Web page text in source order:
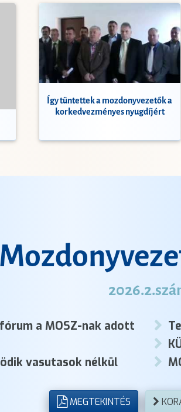
Így tüntettek a mozdonyvezetők a
korkedvezményes nyugdíjért
a MOSZ-nak adott
vasutasok nélkül
MEGTEKINTÉS